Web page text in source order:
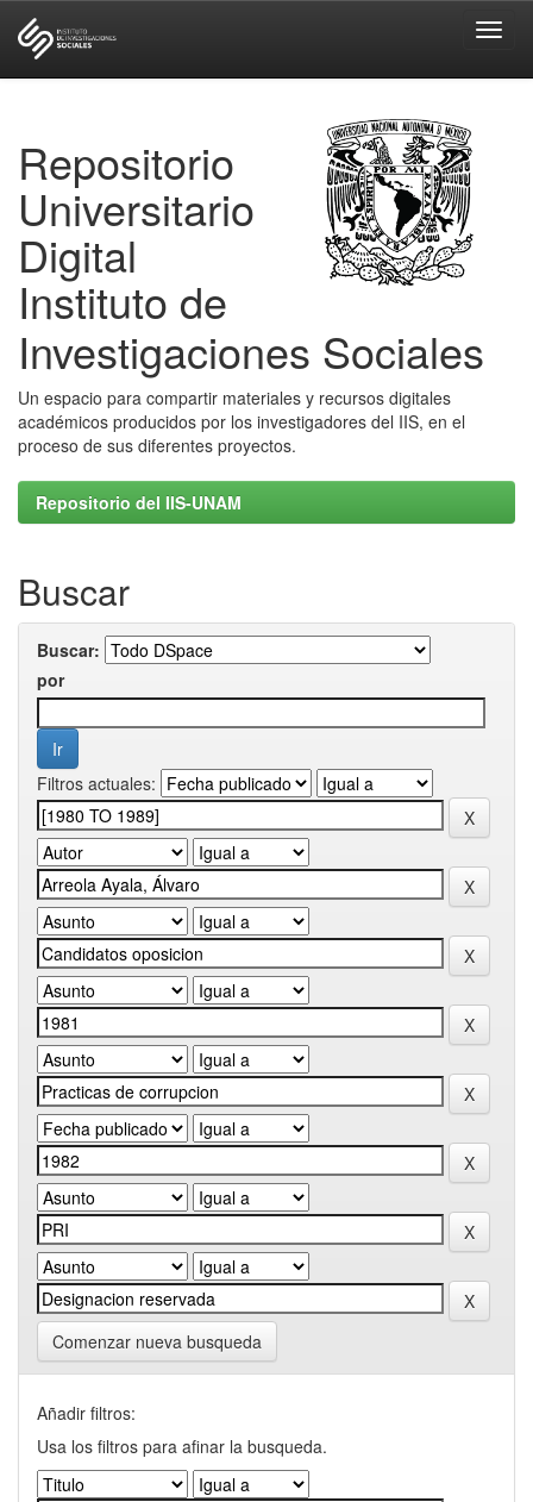
Repositorio
Universitario
Digital
Instituto de
Investigaciones Sociales
Un espacio para compartir materiales y recursos digitales
académicos producidos por los investigadores del IIS, en el
proceso de sus diferentes proyectos.
Repositorio del IIS-UNAM
Buscar
Buscar:
por
Filtros actuales:
Comenzar nueva busqueda
Añadir filtros:
Usa los filtros para afinar la busqueda.